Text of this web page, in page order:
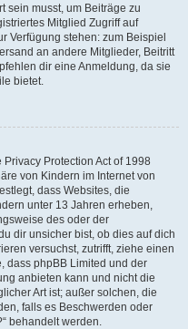
sein musst, um Beiträge zu
Mitglied Zugriff auf
Verfügung stehen: zum Beispiel
an andere Mitglieder, Beitritt
dir eine Anmeldung, da sie
bietet.
Protection Act of 1998
von Kindern im Internet von
dass Websites, die
unter 13 Jahren erheben,
des oder der
dir unsicher bist, ob dies auf dich
versuchst, zutrifft, ziehe einen
dass phpBB Limited und der
anbieten kann und nicht die
Art ist; außer solchen, die
falls es Beschwerden oder
behandelt werden.